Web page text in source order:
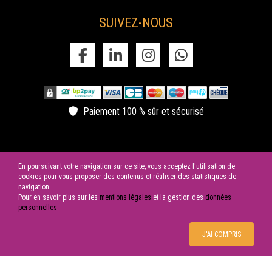
En poursuivant votre navigation sur ce site, vous acceptez l'utilisation de
cookies pour vous proposer des contenus et réaliser des statistiques de
navigation.
Pour en savoir plus sur les mentions légales et la gestion des données
personnelles.
J'AI COMPRIS
Le Château de la Garrigue à Villemur-sur-Tarn organise de
nombreux événements parmi lesquels vous pouvez retrouver des
reveillon chateau de la garrigue
Nous vous donnons rendez-vous le 31 décembre pour un nouvel
an Franco-Malgache au chateau de la garrigue
SUIVEZ-NOUS
Paiement 100 % sûr et sécurisé
© 2026 SAS LES CYGNES NOIRS | Tous droits réservés